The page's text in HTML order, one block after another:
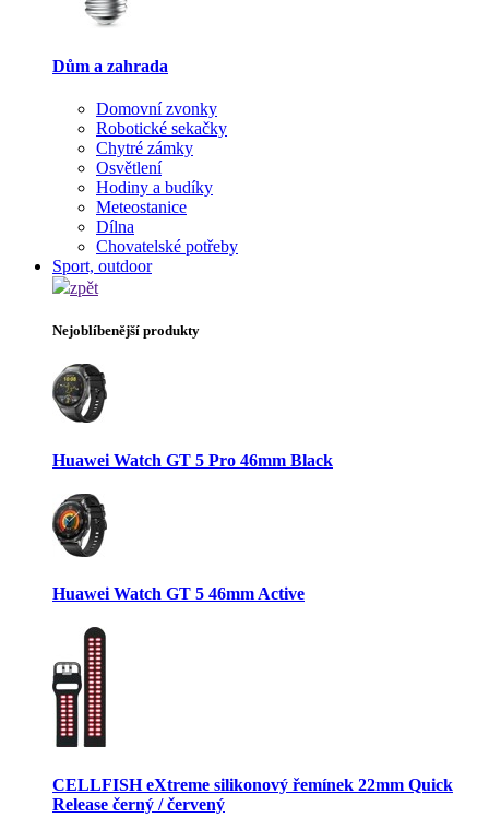
Dům a zahrada
Domovní zvonky
Robotické sekačky
Chytré zámky
Osvětlení
Hodiny a budíky
Meteostanice
Dílna
Chovatelské potřeby
Sport, outdoor
zpět
Nejoblíbenější produkty
Huawei Watch GT 5 Pro 46mm Black
Huawei Watch GT 5 46mm Active
CELLFISH eXtreme silikonový řemínek 22mm Quick
Release černý / červený